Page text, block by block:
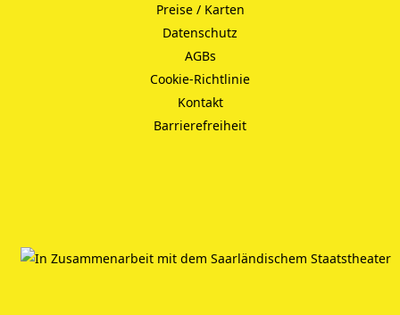
Preise / Karten
Datenschutz
AGBs
Cookie-Richtlinie
Kontakt
Barrierefreiheit